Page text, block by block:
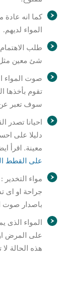
كما انه عادة
المواء لديهم.
طلب الاهتمام
شئ معين مثل
صوت المواء
تقوم بأخذها
سوف تعبر عن
احيانا تصدر
دليلا على
معينة. اقرأ
على القطط
مواء التخدير
جراحة او اى
باصدار صوت
المواء الذى
على المرض او
هذه الحالة